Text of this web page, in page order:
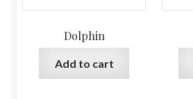
Dolphin
Add to cart